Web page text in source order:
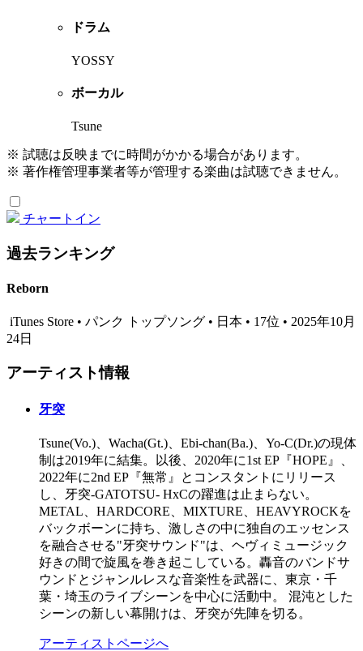
ドラム
YOSSY
ボーカル
Tsune
※ 試聴は反映までに時間がかかる場合があります。
※ 著作権管理事業者等が管理する楽曲は試聴できません。
チャートイン
過去ランキング
Reborn
iTunes Store • パンク トップソング • 日本 • 17位 • 2025年10月
24日
アーティスト情報
牙突
Tsune(Vo.)、Wacha(Gt.)、Ebi-chan(Ba.)、Yo-C(Dr.)の現体
制は2019年に結集。以後、2020年に1st EP『HOPE』、
2022年に2nd EP『無常』とコンスタントにリリース
し、牙突-GATOTSU- HxCの躍進は止まらない。
METAL、HARDCORE、MIXTURE、HEAVYROCKを
バックボーンに持ち、激しさの中に独自のエッセンス
を融合させる"牙突サウンド"は、ヘヴィミュージック
好きの間で旋風を巻き起こしている。轟音のバンドサ
ウンドとジャンルレスな音楽性を武器に、東京・千
葉・埼玉のライブシーンを中心に活動中。 混沌とした
シーンの新しい幕開けは、牙突が先陣を切る。
アーティストページへ